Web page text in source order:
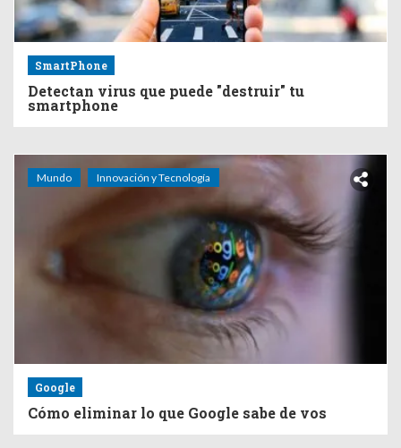
SmartPhone
Detectan virus que puede "destruir" tu
smartphone
Mundo Innovación y Tecnología
Google
Cómo eliminar lo que Google sabe de vos